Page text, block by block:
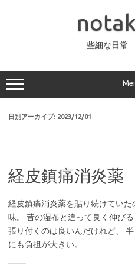
ッ
プ
些細な日常
日別アーカイブ: 2023/12/01
経皮鎮痛消炎薬
経皮鎮痛消炎薬を貼り続けてい
味。 昔の湿布と違って良く伸び
張り付くのは良いんだけれど、
にも負担が大きい。